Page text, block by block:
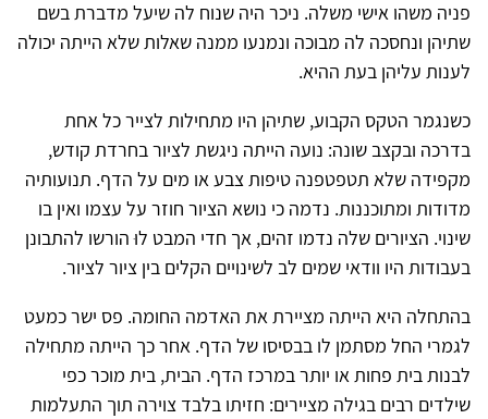
פניה משהו אישי משלה. ניכר היה שנוח לה שיעל מדברת בשם
שתיהן ונחסכה לה מבוכה ונמנעו ממנה שאלות שלא הייתה יכולה
לענות עליהן בעת ההיא.
כשנגמר הטקס הקבוע, שתיהן היו מתחילות לצייר כל אחת
בדרכה ובקצב שונה: נועה הייתה ניגשת לציור בחרדת קודש,
מקפידה שלא תטפטפנה טיפות צבע או מים על הדף. תנועותיה
מדודות ומתוכננות. נדמה כי נושא הציור חוזר על עצמו ואין בו
שינוי. הציורים שלה נדמו זהים, אך חדי המבט לוּ הורשו להתבונן
בעבודות היו וודאי שמים לב לשינויים הקלים בין ציור לציור.
בהתחלה היא הייתה מציירת את האדמה החומה. פס ישר כמעט
לגמרי החל מסתמן לו בבסיסו של הדף. אחר כך הייתה מתחילה
לבנות בית פחות או יותר במרכז הדף. הבית, בית מוכר כפי
שילדים רבים בגילה מציירים: חזיתו בלבד צוירה תוך התעלמות